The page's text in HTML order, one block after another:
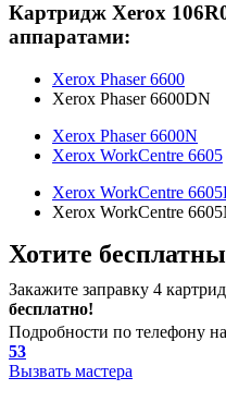
Картридж Xerox
аппаратами:
Xerox Phaser 6600
Xerox Phaser 6600DN
Xerox Phaser 6600N
Xerox WorkCentre 6605
Xerox WorkCentre
Xerox WorkCentre
Хотите
Закажите заправку 4
бесплатно!
Подробности по телефону
53
Вызвать мастера